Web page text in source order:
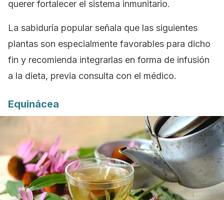
querer fortalecer el sistema inmunitario.
La sabiduría popular señala que las siguientes
plantas son especialmente favorables para dicho
fin y recomienda integrarlas en forma de infusión
a la dieta, previa consulta con el médico.
Equinácea